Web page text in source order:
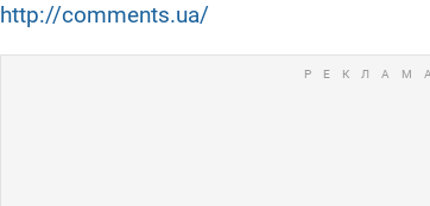
http://comments.ua/